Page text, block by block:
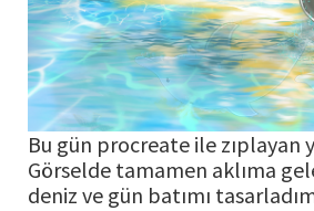
Bu gün procreate ile zıplayan
Görselde tamamen aklıma
deniz ve gün batımı